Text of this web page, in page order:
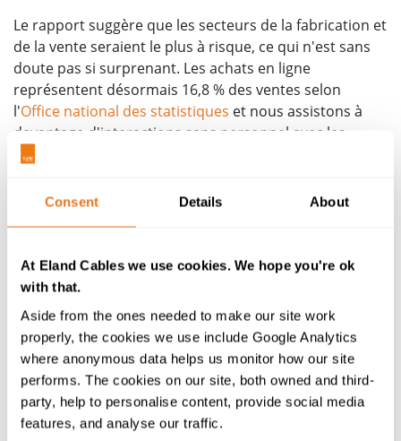
Consent Details About
At Eland Cables we use cookies. We hope you're ok
with that.
Aside from the ones needed to make our site work
properly, the cookies we use include Google Analytics
where anonymous data helps us monitor how our site
performs. The cookies on our site, both owned and third-
party, help to personalise content, provide social media
features, and analyse our traffic.
Le rapport suggère que les secteurs de la fabrication et
de la vente seraient le plus à risque, ce qui n'est sans
doute pas si surprenant. Les achats en ligne
représentent désormais 16,8 % des ventes selon
l'Office national des statistiques et nous assistons à
davantage d'interactions sans personnel avec les
livraisons par drone et les assistants vocaux
De la même façon, les lignes de fabrication sont déjà
reproduction invariable et systématique d'une action,
encore et encore.
L'automatisation touche presque tous les aspects de
nos vies. Le secteur du chemin de fer a déjà été touché,
des membres des syndicats de Southern Rail
protestant contre les trains sans conducteurs s'étant
mis en grève. Et qui aura besoin d'un chauffeur de taxi
avec le GPS et les voitures autonomes (sans